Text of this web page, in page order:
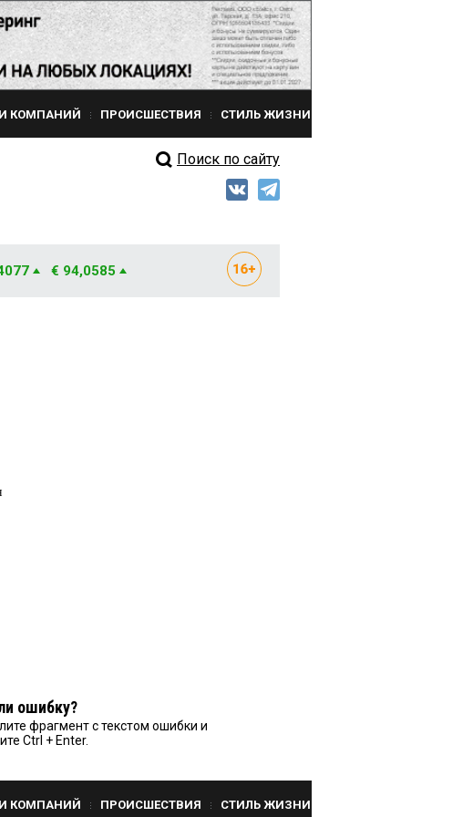
КОМПАНИЙ ПРОИСШЕСТВИЯ СТИЛЬ ЖИЗНИ
Поиск по сайту
€ 94,0585
ошибку?
фрагмент с текстом ошибки и
Ctrl + Enter.
КОМПАНИЙ ПРОИСШЕСТВИЯ СТИЛЬ ЖИЗНИ